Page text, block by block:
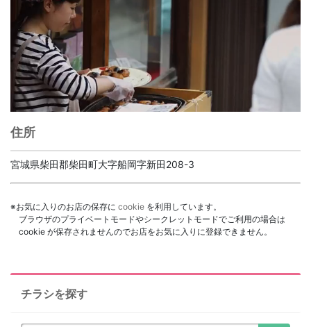
住所
宮城県柴田郡柴田町大字船岡字新田208-3
※お気に入りのお店の保存に cookie を利用しています。
ブラウザのプライベートモードやシークレットモードでご利用の場合は
cookie が保存されませんのでお店をお気に入りに登録できません。
チラシを探す